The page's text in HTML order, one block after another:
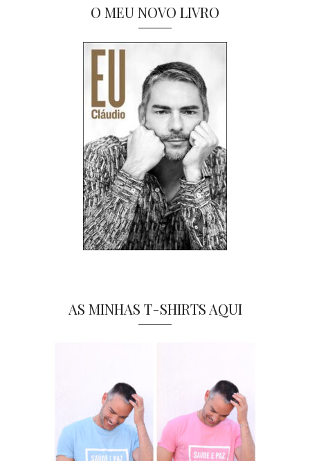
O MEU NOVO LIVRO
AS MINHAS T-SHIRTS AQUI